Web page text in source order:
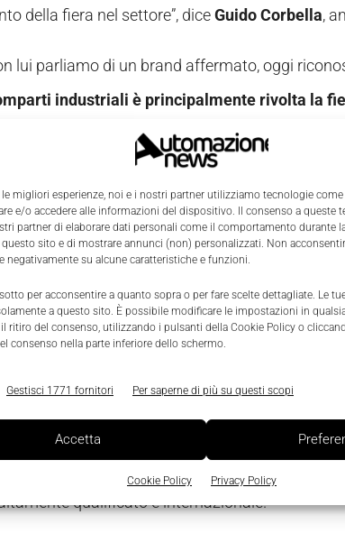
le migliori esperienze, noi e i nostri partner utilizziamo tecnologie
e/o accedere alle informazioni del dispositivo. Il consenso a queste
partner di elaborare dati personali come il comportamento durante
sito e di mostrare annunci (non) personalizzati. Non
negativamente su alcune caratteristiche e funzioni.
per acconsentire a quanto sopra o per fare scelte dettagliate. Le
a questo sito. È possibile modificare le impostazioni in
ritiro del consenso, utilizzando i pulsanti della Cookie Policy o
consenso nella parte inferiore dello schermo.
Gestisci 1771 fornitori Per saperne di più su questi scopi
Accetta
Cookie Policy Privacy Policy
della fiera nel settore”, diceGuido Corbella,
lui parliamo di un brand affermato, oggi
industriali è principalmente rivolta la
è un evento di riferimento indiscusso per gli
particolare, è l'evento mondiale di
da tutto il mondo che convergono in fiera in
pasta, pane, pizza e snack. Anche il
centrale è ricoperta dal settore delle
rappresenta una vetrina d'eccellenza per
varie fasi della movimentazione del ciclo
valore aggiunto che, secondo voi, la
a Ipack-Ima può sentirsi parte di un'élite
ha la possibilità di incontrare buyer da
qualificato e internazionale.